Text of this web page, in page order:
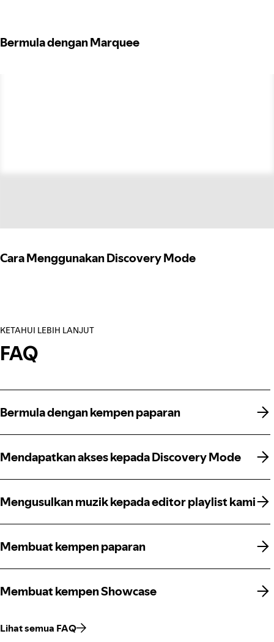
Bermula dengan Marquee
Cara Menggunakan Discovery Mode
KETAHUI LEBIH LANJUT
FAQ
Bermula dengan kempen paparan
Bermula dengan kempen paparan
Mendapatkan akses kepada Discovery Mode
Mendapatkan akses kepada Discovery Mode
Mengusulkan muzik kepada editor playlist kami
Mengusulkan muzik kepada editor playlist kami
Membuat kempen paparan
Membuat kempen paparan
Membuat kempen Showcase
Membuat kempen Showcase
Lihat semua FAQ